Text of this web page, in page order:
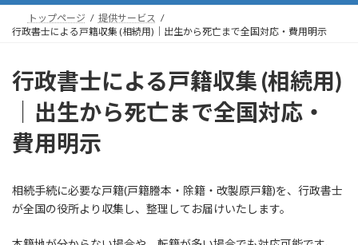
トップページ
提供サービス
行政書士による戸籍収集 (相続用)｜出生から死亡まで全国対応・費用明示
行政書士による戸籍収集 (相続用)
｜出生から死亡まで全国対応・
費用明示
相続手続に必要な戸籍(戸籍謄本・除籍・改製原戸籍)を、行政書士
が全国の役所より収集し、整理してお届けいたします。